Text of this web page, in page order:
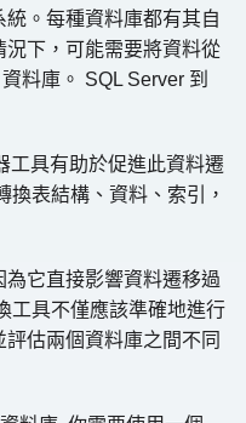
。每種資料庫都有其自
下，可能需要將資料從
料庫。 SQL Server 到
工具有助於促進此資料遷
換表結構、資料、索引，
它直接影響資料遷移過
工具不僅應該準確地進行
估兩個資料庫之間不同